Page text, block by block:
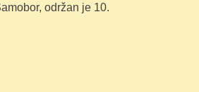
održan je 10.